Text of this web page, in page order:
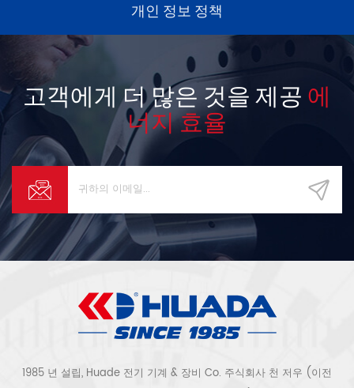
개인 정보 정책
고객에게 더 많은 것을 제공 에
너지 효율
1985 년 설립, Huade 전기 기계 & 장비 Co. 주식회사 천 저우 (이전